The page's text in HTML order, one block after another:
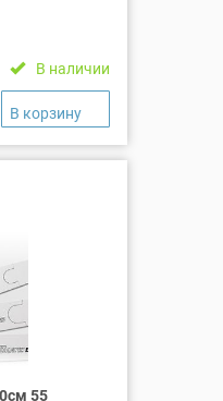
В наличии
55